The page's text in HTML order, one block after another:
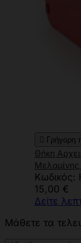
 Γρήγορη
Θήκη
Κωδικός:
15,00 €
Δείτε
Μάθετε τα